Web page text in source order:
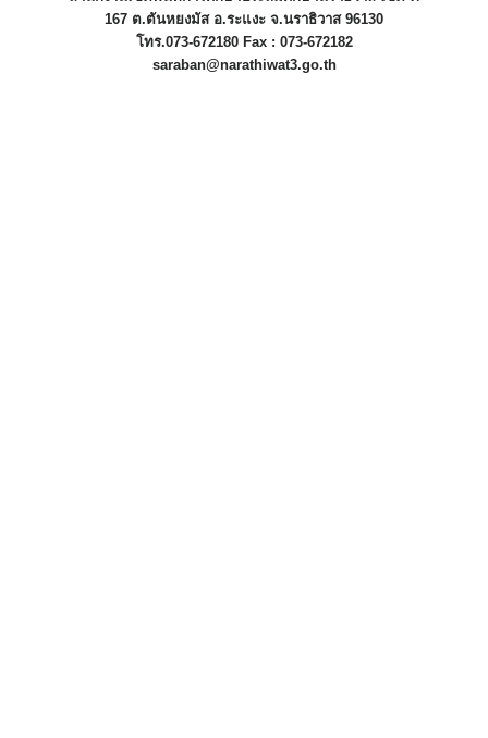
167 ต.ตันหยงมัส อ.ระแงะ จ.นราธิวาส 96130
โทร.073-672180 Fax : 073-672182
saraban@narathiwat3.go.th